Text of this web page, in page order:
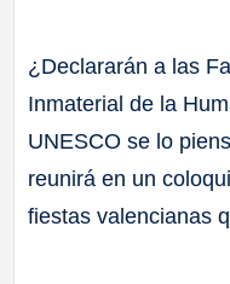
¿Declararán a las
Inmaterial de la
UNESCO se lo
reunirá en un
fiestas valencianas